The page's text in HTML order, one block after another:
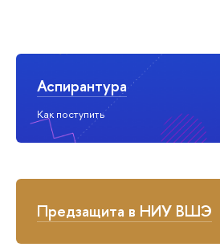
Аспирантура
Как поступить
Предзащита в НИУ ВШЭ